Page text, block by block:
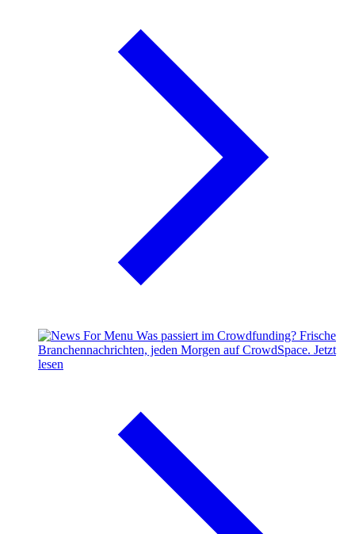
Was passiert im Crowdfunding? Frische
Branchennachrichten, jeden Morgen auf CrowdSpace. Jetzt
lesen